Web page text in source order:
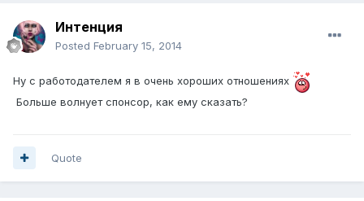
Интенция
Posted February 15, 2014
Ну с работодателем я в очень хороших отношениях
Больше волнует спонсор, как ему сказать?
Quote